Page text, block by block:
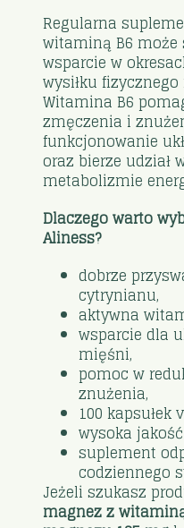
Regularna
witaminą B6
wsparcie w
wysiłku
Witamina B6
zmęczenia i
funkcjonowanie
oraz bierze udział
metabolizmie
Dlaczego warto
Aliness?
dobrze
cytrynianu,
aktywna
wsparcie dla
mięśni,
pomoc w
znużenia,
100 kapsułek
wysoka
suplement
codziennego
Jeżeli szukasz
magnez z